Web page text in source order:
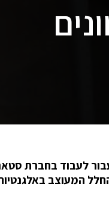
לעבוד בחברת
המעוצב